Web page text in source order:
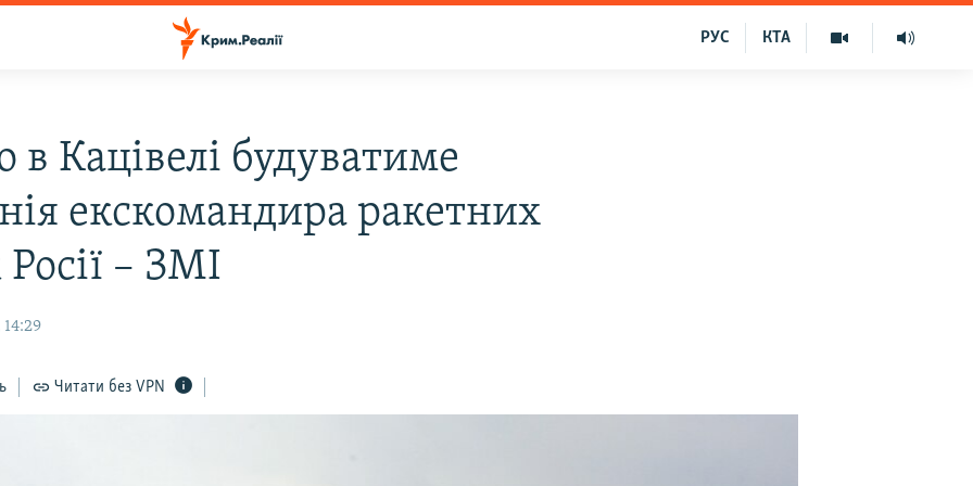
КТА
РУС
в Кацівелі будуватиме
екскомандира ракетних
Росії – ЗМІ
14:29
Читати без VPN